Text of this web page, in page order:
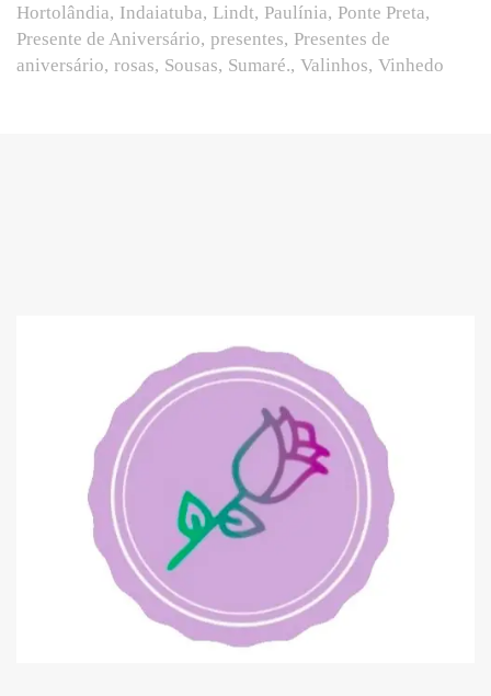
Hortolândia Indaiatuba Lindt Paulínia Ponte Preta
Presente de Aniversário presentes Presentes de
aniversário rosas Sousas Sumaré. Valinhos Vinhedo